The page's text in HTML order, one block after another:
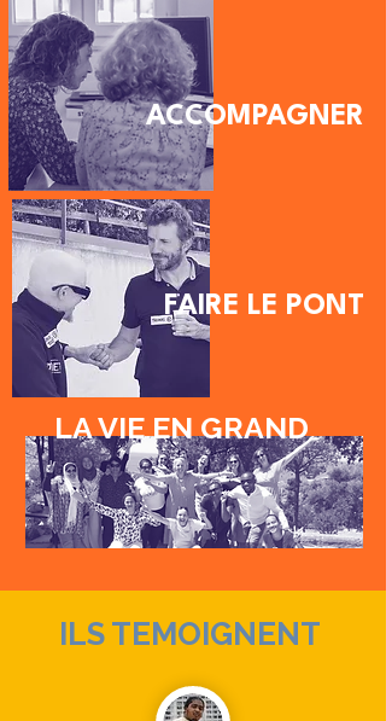
ACCOMPAGNER
FAIRE LE PONT
LA VIE EN GRAND
ILS TEMOIGNENT